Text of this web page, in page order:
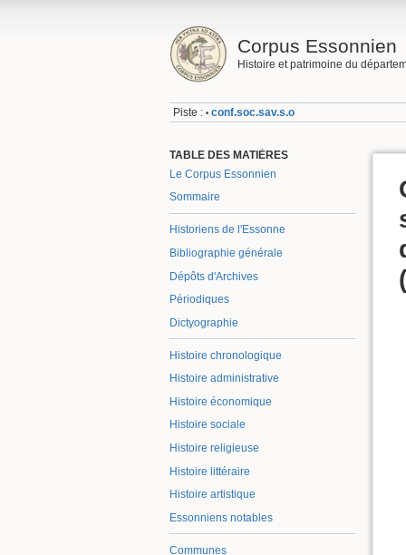
Corpus Essonnien
Histoire et patrimoine du
Piste : • conf.soc.sav.s.o
TABLE DES MATIÈRES
Le Corpus Essonnien
Sommaire
Historiens de l'Essonne
Bibliographie générale
Dépôts d'Archives
Périodiques
Dictyographie
Histoire chronologique
Histoire administrative
Histoire économique
Histoire sociale
Histoire religieuse
Histoire littéraire
Histoire artistique
Essonniens notables
Communes